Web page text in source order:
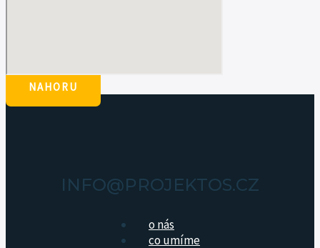
NAHORU
INFO@PROJEKTOS.CZ
o nás
co umíme